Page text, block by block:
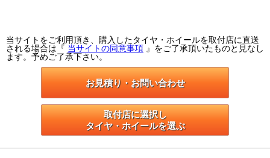
当サイトをご利用頂き、購入したタイヤ・ホイールを取付店に直送
される場合は『 当サイトの同意事項 』をご了承頂いたものと見なし
ます。予めご了承下さい。
お見積り・お問い合わせ
取付店に選択し
タイヤ・ホイールを選ぶ